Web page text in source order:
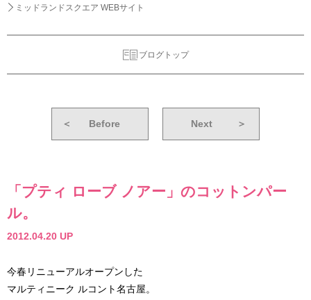
ミッドランドスクエア WEBサイト
ブログトップ
＜ Before Next ＞
「プティ ローブ ノアー」のコットンパー
ル。
2012.04.20 UP
今春リニューアルオープンした
マルティニーク ルコント名古屋。